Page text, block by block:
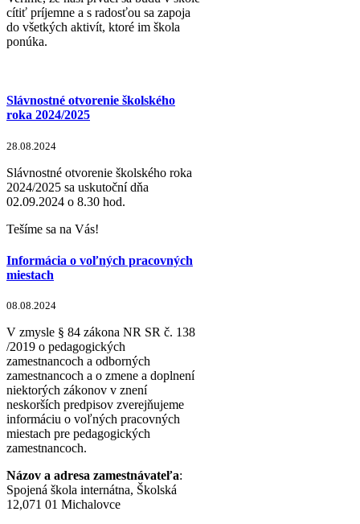
cítiť príjemne a s radosťou sa zapoja
do všetkých aktivít, ktoré im škola
ponúka.
Slávnostné otvorenie školského
roka 2024/2025
28.08.2024
Slávnostné otvorenie školského roka
2024/2025 sa uskutoční dňa
02.09.2024 o 8.30 hod.
Tešíme sa na Vás!
Informácia o voľných pracovných
miestach
08.08.2024
V zmysle § 84 zákona NR SR č. 138
/2019 o pedagogických
zamestnancoch a odborných
zamestnancoch a o zmene a doplnení
niektorých zákonov v znení
neskorších predpisov zverejňujeme
informáciu o voľných pracovných
miestach pre pedagogických
zamestnancoch.
Názov a adresa zamestnávateľa:
Spojená škola internátna, Školská
12,071 01 Michalovce